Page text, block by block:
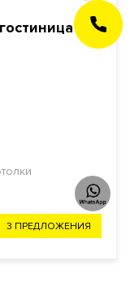
Four Seasons Hotel Moscow (гостиница Москва) МФК
3 ПРЕДЛОЖЕНИЯ
ЗАКАЗАТЬ
ЗВОНОК